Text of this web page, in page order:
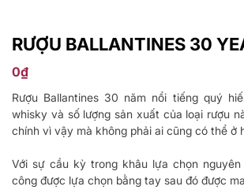
RƯỢU BALLANTINES 30
0₫
Rượu Ballantines 30 năm nổi tiếng quý
whisky và số lượng sản xuất của loại rượu
chính vì vậy mà không phải ai cũng có thể ở
Với sự cầu kỳ trong khâu lựa chọn
công được lựa chọn bằng tay sau đó được